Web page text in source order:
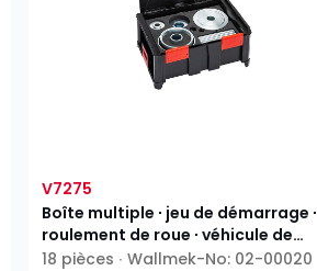
V7275
Boîte multiple ∙ jeu de démarrage ∙
roulement de roue ∙ véhicule de
transport ∙ essieu avant
18 pièces ∙ Wallmek-No: 02-00020